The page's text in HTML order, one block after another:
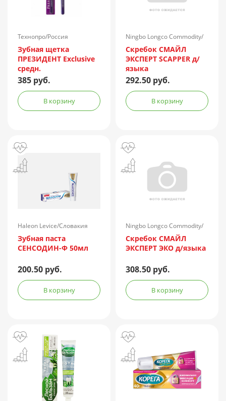
Технопро/Россия
Зубная щетка
ПРЕЗИДЕНТ Exclusive
средн.
385 руб.
В корзину
Ningbo Longco Commodity/
Китай
Скребок СМАЙЛ
ЭКСПЕРТ SCAPPER д/
языка
292.50 руб.
В корзину
Haleon Levice/Словакия
Зубная паста
СЕНСОДИН-Ф 50мл
200.50 руб.
В корзину
Ningbo Longco Commodity/
Китай
Скребок СМАЙЛ
ЭКСПЕРТ ЭКО д/языка
308.50 руб.
В корзину